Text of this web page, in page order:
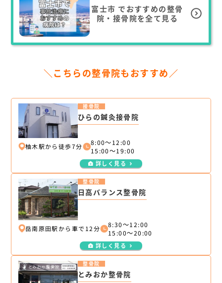
富士市 でおすすめの整骨
院・接骨院を全て見る
＼こちらの整骨院もおすすめ／
ひらの鍼灸接骨院
接骨院
柚木駅から徒歩7分
8:00～12:00
15:00～19:00
詳しく見る
日高バランス整骨院
整骨院
岳南原田駅から車で12分
8:30～12:00
15:00～20:00
詳しく見る
とみおか整骨院
整骨院